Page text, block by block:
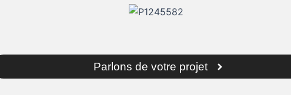
Parlons de votre projet